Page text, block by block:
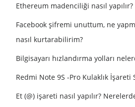
Ethereum madenciliği nasıl yapılır?
Facebook şifremi unuttum, ne
nasıl kurtarabilirim?
Bilgisayarı hızlandırma yolları
Redmi Note 9S -Pro Kulaklık İşareti
Et (@) işareti nasıl yapılır?